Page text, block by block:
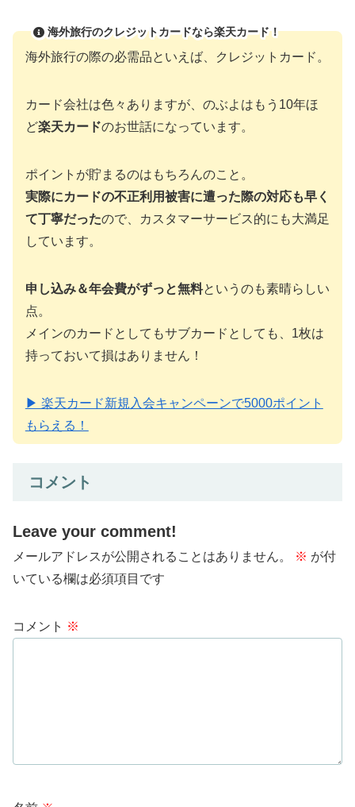
海外旅行のクレジットカードなら楽天カード！
海外旅行の際の必需品といえば、クレジットカード。
カード会社は色々ありますが、のぶよはもう10年ほ
ど楽天カードのお世話になっています。
ポイントが貯まるのはもちろんのこと。
実際にカードの不正利用被害に遭った際の対応も早く
て丁寧だったので、カスタマーサービス的にも大満足
しています。
申し込み＆年会費がずっと無料というのも素晴らしい
点。
メインのカードとしてもサブカードとしても、1枚は
持っておいて損はありません！
▶ 楽天カード新規入会キャンペーンで5000ポイント
もらえる！
コメント
Leave your comment!
メールアドレスが公開されることはありません。 ※ が付
いている欄は必須項目です
コメント ※